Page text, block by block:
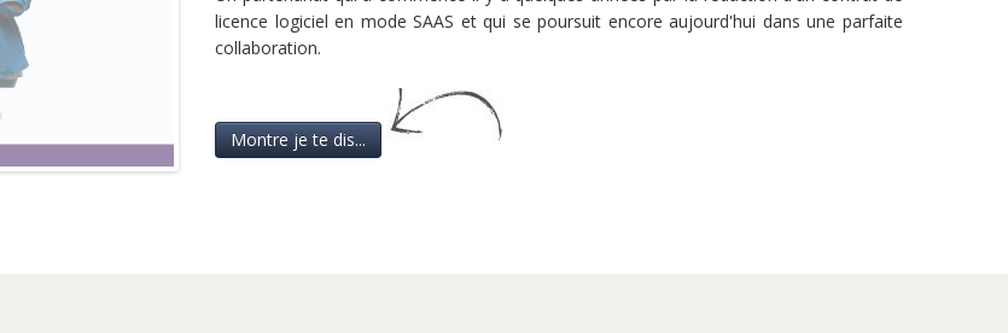
licence logiciel en mode SAAS et qui se poursuit encore aujourd'hui dans une parfaite
collaboration.
Montre je te dis...